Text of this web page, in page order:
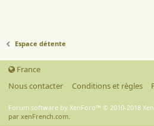
Espace détente
France
Nous contacter
Conditions et règles
Forum software by XenForo™ © 2010-2018
par xenFrench.com.